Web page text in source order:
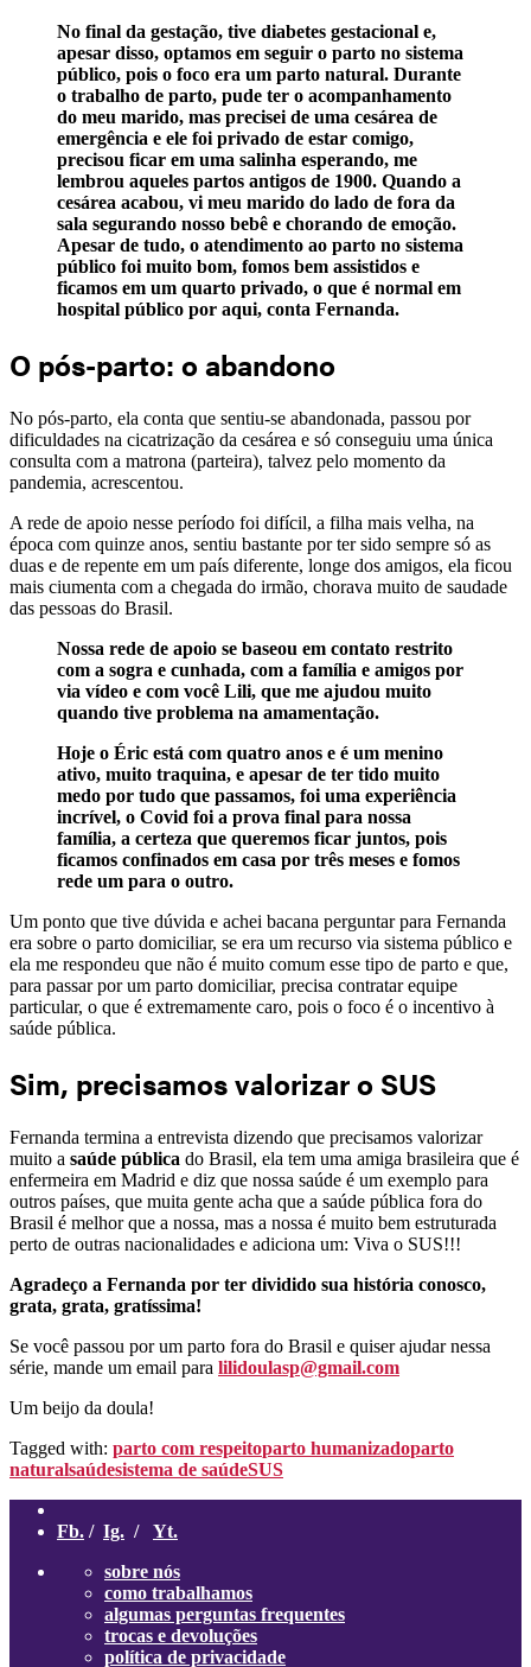
No final da gestação, tive diabetes gestacional e,
apesar disso, optamos em seguir o parto no sistema
público, pois o foco era um parto natural. Durante
o trabalho de parto, pude ter o acompanhamento
do meu marido, mas precisei de uma cesárea de
emergência e ele foi privado de estar comigo,
precisou ficar em uma salinha esperando, me
lembrou aqueles partos antigos de 1900. Quando a
cesárea acabou, vi meu marido do lado de fora da
sala segurando nosso bebê e chorando de emoção.
Apesar de tudo, o atendimento ao parto no sistema
público foi muito bom, fomos bem assistidos e
ficamos em um quarto privado, o que é normal em
hospital público por aqui, conta Fernanda.
O pós-parto: o abandono
No pós-parto, ela conta que sentiu-se abandonada, passou por
dificuldades na cicatrização da cesárea e só conseguiu uma única
consulta com a matrona (parteira), talvez pelo momento da
pandemia, acrescentou.
A rede de apoio nesse período foi difícil, a filha mais velha, na
época com quinze anos, sentiu bastante por ter sido sempre só as
duas e de repente em um país diferente, longe dos amigos, ela ficou
mais ciumenta com a chegada do irmão, chorava muito de saudade
das pessoas do Brasil.
Nossa rede de apoio se baseou em contato restrito
com a sogra e cunhada, com a família e amigos por
via vídeo e com você Lili, que me ajudou muito
quando tive problema na amamentação.
Hoje o Éric está com quatro anos e é um menino
ativo, muito traquina, e apesar de ter tido muito
medo por tudo que passamos, foi uma experiência
incrível, o Covid foi a prova final para nossa
família, a certeza que queremos ficar juntos, pois
ficamos confinados em casa por três meses e fomos
rede um para o outro.
Um ponto que tive dúvida e achei bacana perguntar para Fernanda
era sobre o parto domiciliar, se era um recurso via sistema público e
ela me respondeu que não é muito comum esse tipo de parto e que,
para passar por um parto domiciliar, precisa contratar equipe
particular, o que é extremamente caro, pois o foco é o incentivo à
saúde pública.
Sim, precisamos valorizar o SUS
Fernanda termina a entrevista dizendo que precisamos valorizar
muito a saúde pública do Brasil, ela tem uma amiga brasileira que é
enfermeira em Madrid e diz que nossa saúde é um exemplo para
outros países, que muita gente acha que a saúde pública fora do
Brasil é melhor que a nossa, mas a nossa é muito bem estruturada
perto de outras nacionalidades e adiciona um: Viva o SUS!!!
Agradeço a Fernanda por ter dividido sua história conosco,
grata, grata, gratíssima!
Se você passou por um parto fora do Brasil e quiser ajudar nessa
série, mande um email para lilidoulasp@gmail.com
Um beijo da doula!
Tagged with: parto com respeitoparto humanizadoparto
naturalsaúdesistema de saúdeSUS
Fb. / Ig. / Yt.
sobre nós
como trabalhamos
algumas perguntas frequentes
trocas e devoluções
política de privacidade